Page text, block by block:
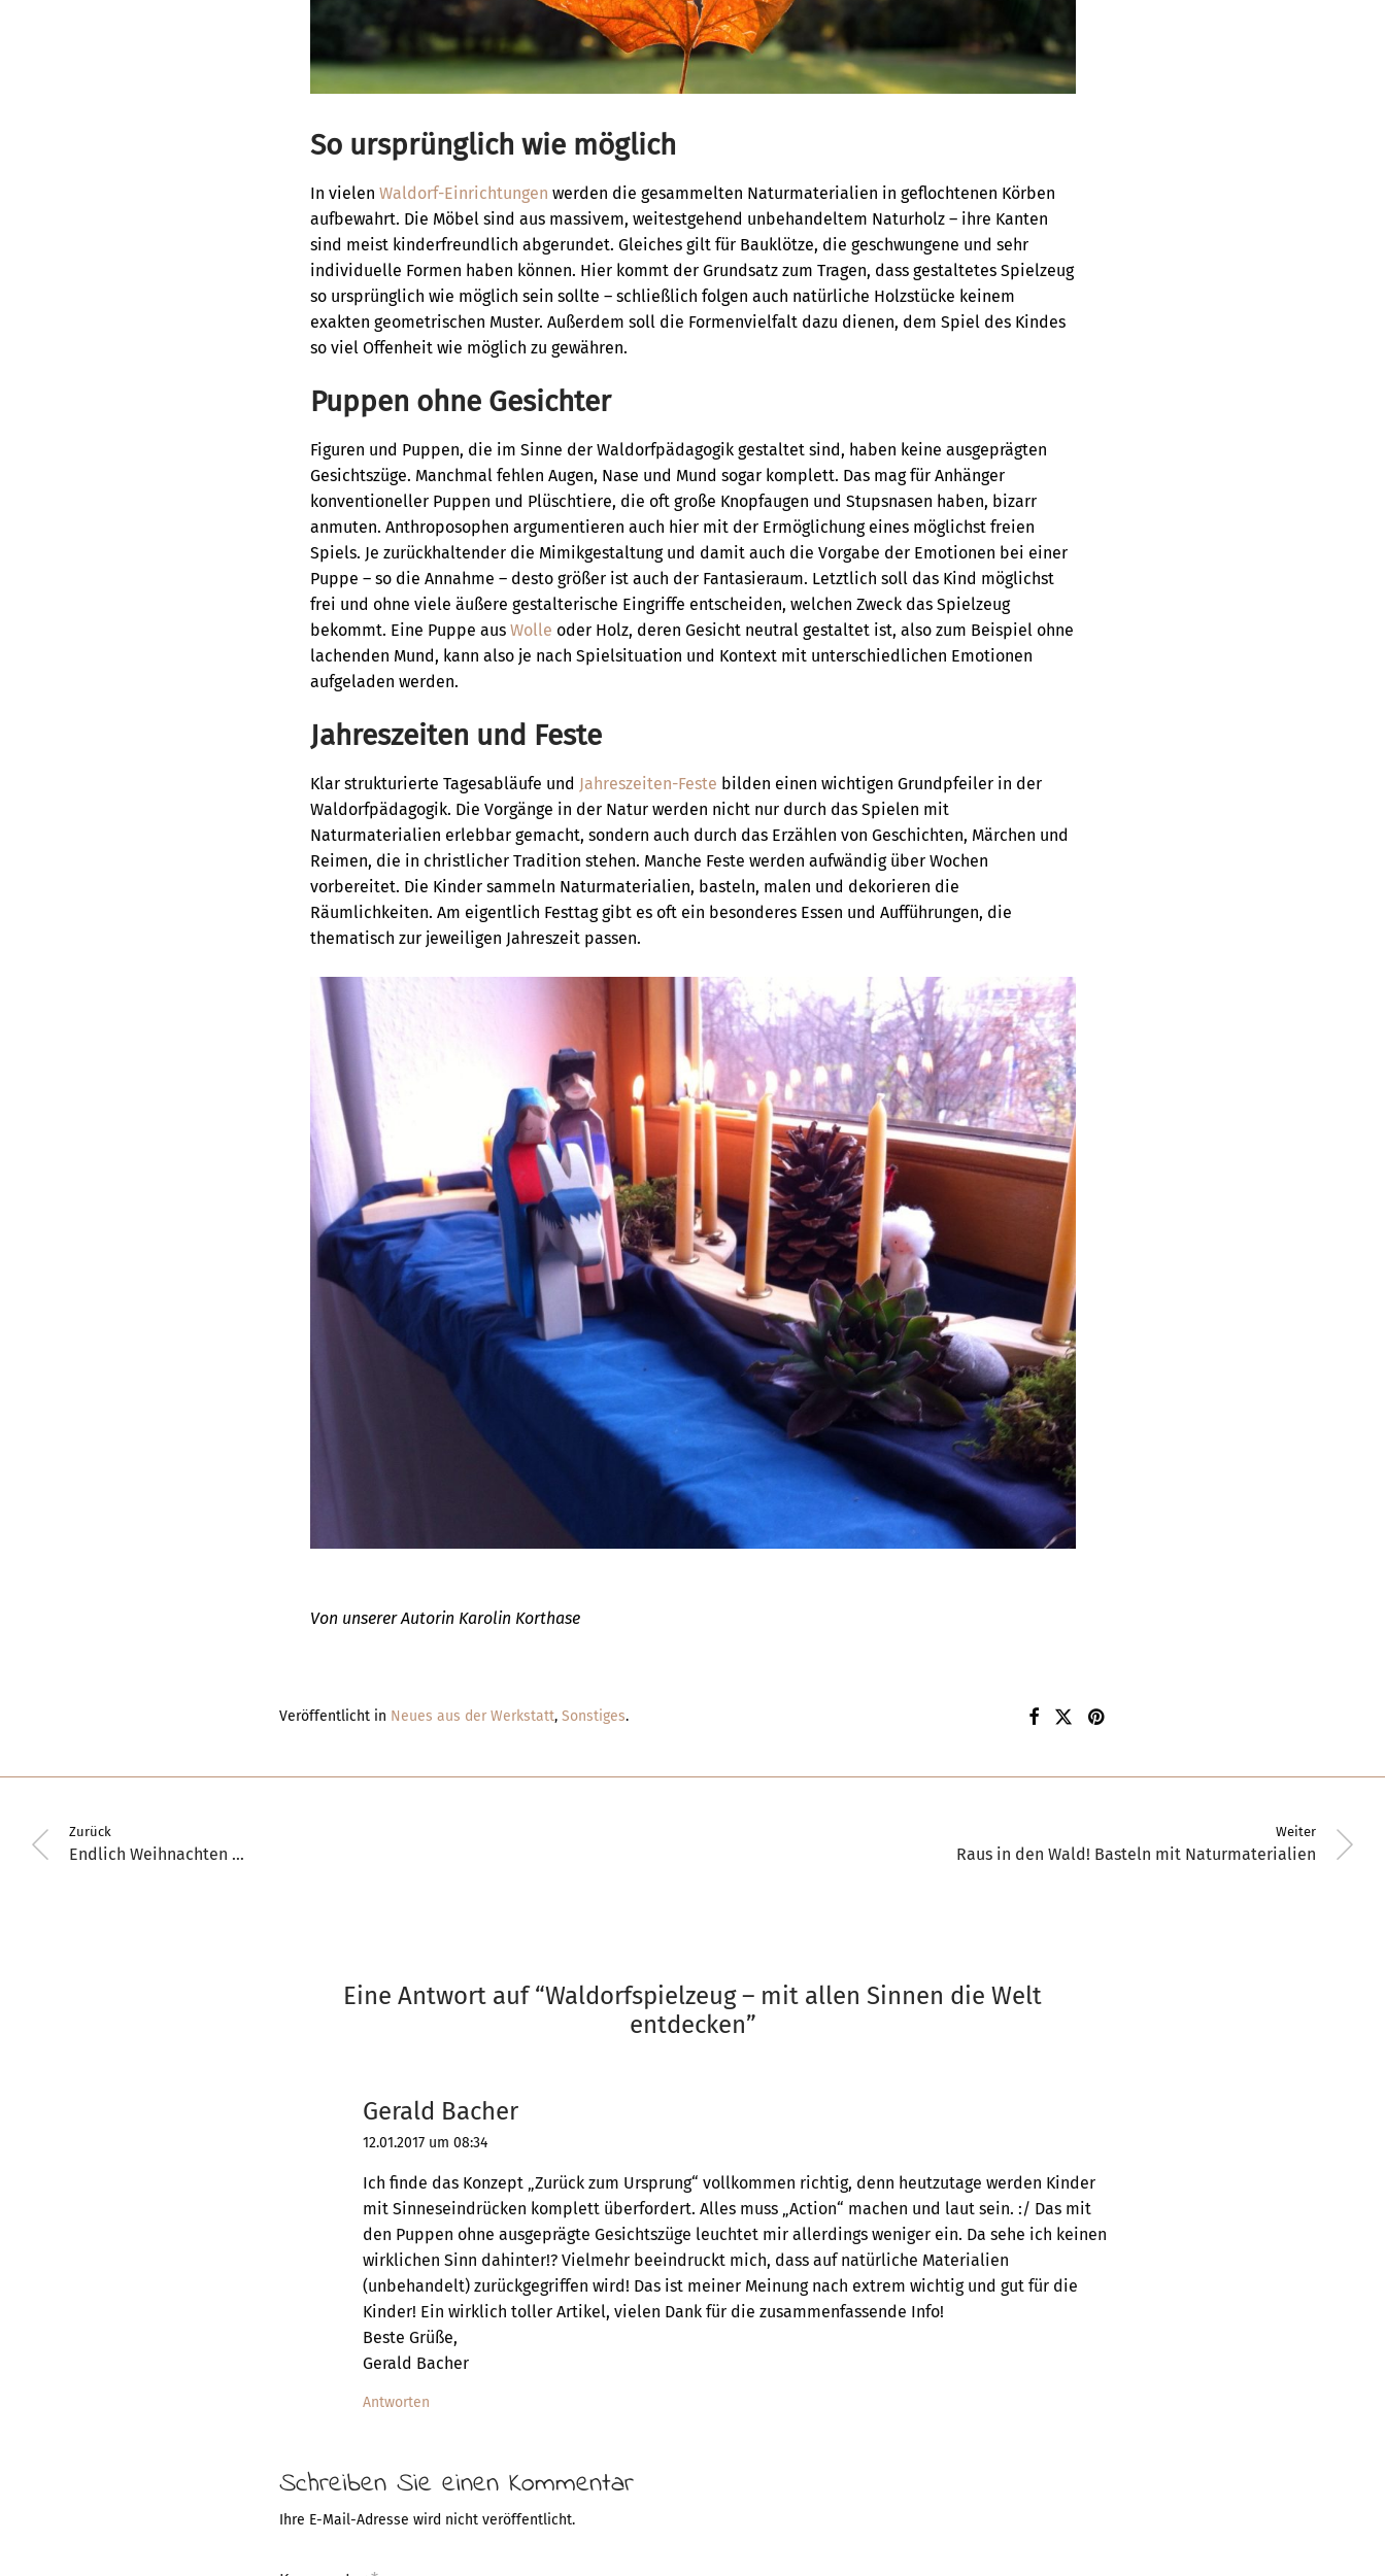
So ursprünglich wie möglich
In vielen Waldorf-Einrichtungen werden die gesammelten Naturmaterialien in geflochtenen Körben
aufbewahrt. Die Möbel sind aus massivem, weitestgehend unbehandeltem Naturholz – ihre Kanten
sind meist kinderfreundlich abgerundet. Gleiches gilt für Bauklötze, die geschwungene und sehr
individuelle Formen haben können. Hier kommt der Grundsatz zum Tragen, dass gestaltetes Spielzeug
so ursprünglich wie möglich sein sollte – schließlich folgen auch natürliche Holzstücke keinem
exakten geometrischen Muster. Außerdem soll die Formenvielfalt dazu dienen, dem Spiel des Kindes
so viel Offenheit wie möglich zu gewähren.
Puppen ohne Gesichter
Figuren und Puppen, die im Sinne der Waldorfpädagogik gestaltet sind, haben keine ausgeprägten
Gesichtszüge. Manchmal fehlen Augen, Nase und Mund sogar komplett. Das mag für Anhänger
konventioneller Puppen und Plüschtiere, die oft große Knopfaugen und Stupsnasen haben, bizarr
anmuten. Anthroposophen argumentieren auch hier mit der Ermöglichung eines möglichst freien
Spiels. Je zurückhaltender die Mimikgestaltung und damit auch die Vorgabe der Emotionen bei einer
Puppe – so die Annahme – desto größer ist auch der Fantasieraum. Letztlich soll das Kind möglichst
frei und ohne viele äußere gestalterische Eingriffe entscheiden, welchen Zweck das Spielzeug
bekommt. Eine Puppe aus Wolle oder Holz, deren Gesicht neutral gestaltet ist, also zum Beispiel ohne
lachenden Mund, kann also je nach Spielsituation und Kontext mit unterschiedlichen Emotionen
aufgeladen werden.
Jahreszeiten und Feste
Klar strukturierte Tagesabläufe und Jahreszeiten-Feste bilden einen wichtigen Grundpfeiler in der
Waldorfpädagogik. Die Vorgänge in der Natur werden nicht nur durch das Spielen mit
Naturmaterialien erlebbar gemacht, sondern auch durch das Erzählen von Geschichten, Märchen und
Reimen, die in christlicher Tradition stehen. Manche Feste werden aufwändig über Wochen
vorbereitet. Die Kinder sammeln Naturmaterialien, basteln, malen und dekorieren die
Räumlichkeiten. Am eigentlich Festtag gibt es oft ein besonderes Essen und Aufführungen, die
thematisch zur jeweiligen Jahreszeit passen.
Von unserer Autorin Karolin Korthase
Veröffentlicht in Neues aus der Werkstatt, Sonstiges.
Zurück
Endlich Weihnachten …
Weiter
Raus in den Wald! Basteln mit Naturmaterialien
Eine Antwort auf “Waldorfspielzeug – mit allen Sinnen die Welt
entdecken”
Gerald Bacher
12.01.2017 um 08:34
Ich finde das Konzept „Zurück zum Ursprung“ vollkommen richtig, denn heutzutage werden Kinder
mit Sinneseindrücken komplett überfordert. Alles muss „Action“ machen und laut sein. :/ Das mit
den Puppen ohne ausgeprägte Gesichtszüge leuchtet mir allerdings weniger ein. Da sehe ich keinen
wirklichen Sinn dahinter!? Vielmehr beeindruckt mich, dass auf natürliche Materialien
(unbehandelt) zurückgegriffen wird! Das ist meiner Meinung nach extrem wichtig und gut für die
Kinder! Ein wirklich toller Artikel, vielen Dank für die zusammenfassende Info!
Beste Grüße,
Gerald Bacher
Antworten
Schreiben Sie einen Kommentar
Ihre E-Mail-Adresse wird nicht veröffentlicht.